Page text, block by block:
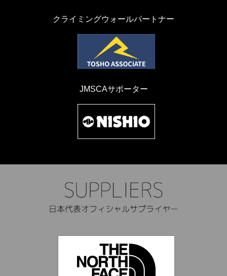
クライミングウォールパートナー
JMSCAサポーター